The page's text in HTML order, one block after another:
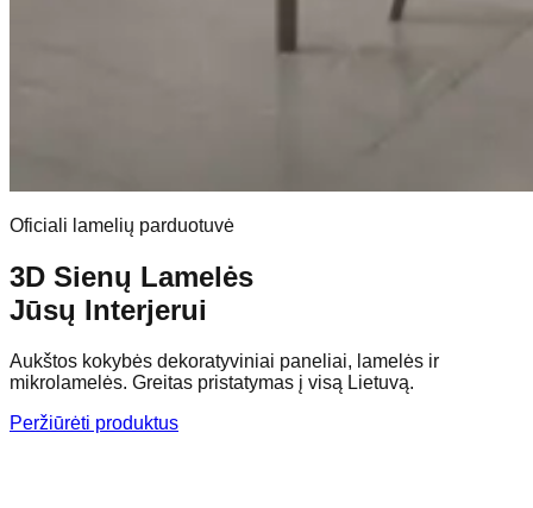
Oficiali lamelių parduotuvė
3D Sienų Lamelės
Jūsų Interjerui
Aukštos kokybės dekoratyviniai paneliai, lamelės ir
mikrolamelės. Greitas pristatymas į visą Lietuvą.
Peržiūrėti produktus